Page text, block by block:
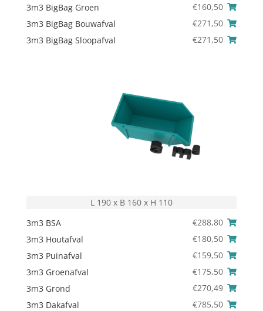
3m3 BigBag Groen
€160,50
3m3 BigBag Bouwafval
€271,50
3m3 BigBag Sloopafval
€271,50
L 190 x B 160 x H 110
3m3 BSA
€288,80
3m3 Houtafval
€180,50
3m3 Puinafval
€159,50
3m3 Groenafval
€175,50
3m3 Grond
€270,49
3m3 Dakafval
€785,50